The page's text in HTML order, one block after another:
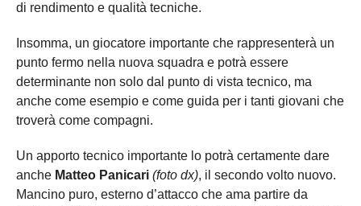
di rendimento e qualità tecniche.
Insomma, un giocatore importante che rappresenterà un
punto fermo nella nuova squadra e potrà essere
determinante non solo dal punto di vista tecnico, ma
anche come esempio e come guida per i tanti giovani che
troverà come compagni.
Un apporto tecnico importante lo potrà certamente dare
anche Matteo Panicari (foto dx), il secondo volto nuovo.
Mancino puro, esterno d’attacco che ama partire da